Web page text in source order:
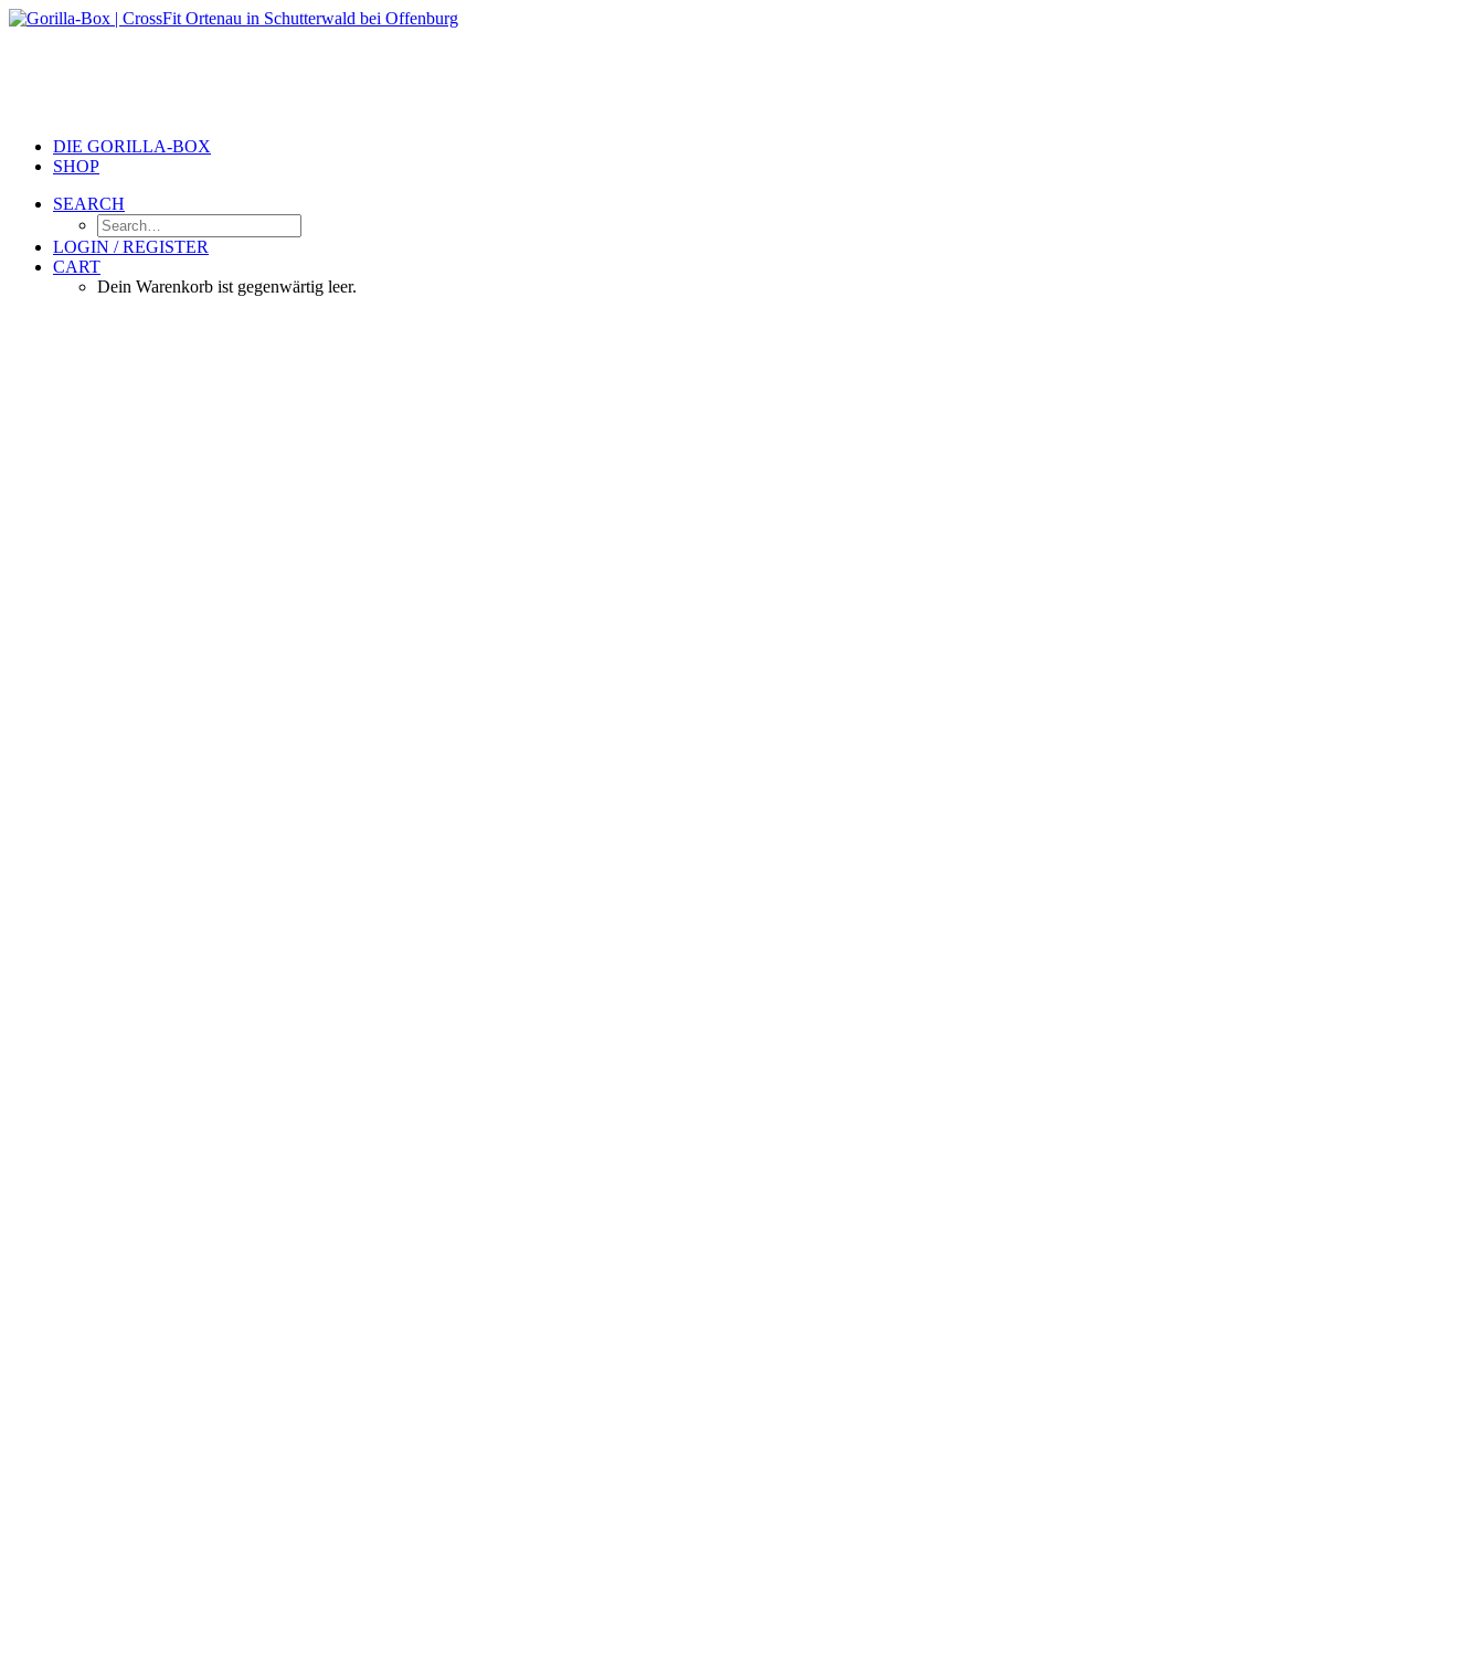
DIE GORILLA-BOX
SHOP
SEARCH
LOGIN / REGISTER
CART
Dein Warenkorb ist gegenwärtig leer.